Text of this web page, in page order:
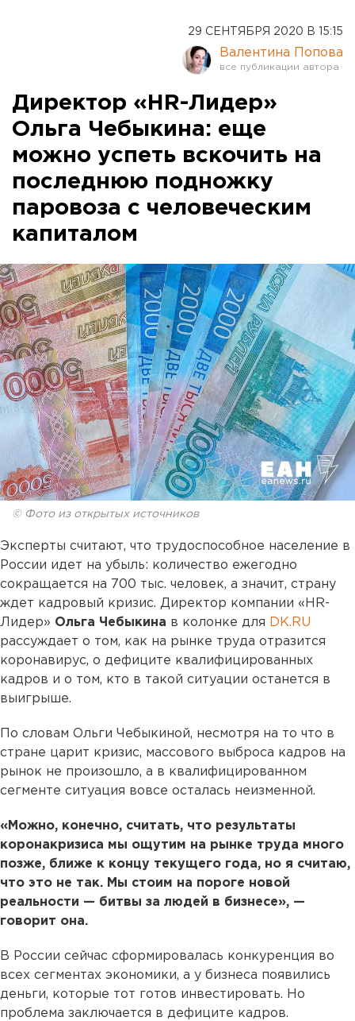
29 СЕНТЯБРЯ 2020 В 15:15
Валентина Попова
Директор «HR-Лидер»
Ольга Чебыкина: еще
можно успеть вскочить на
последнюю подножку
паровоза с человеческим
капиталом
© Фото из открытых источников
Эксперты считают, что трудоспособное население в
России идет на убыль: количество ежегодно
сокращается на 700 тыс. человек, а значит, страну
ждет кадровый кризис. Директор компании «HR-
Лидер» Ольга Чебыкина в колонке для DK.RU
рассуждает о том, как на рынке труда отразится
коронавирус, о дефиците квалифицированных
кадров и о том, кто в такой ситуации останется в
выигрыше.
По словам Ольги Чебыкиной, несмотря на то что в
стране царит кризис, массового выброса кадров на
рынок не произошло, а в квалифицированном
сегменте ситуация вовсе осталась неизменной.
«Можно, конечно, считать, что результаты
коронакризиса мы ощутим на рынке труда много
позже, ближе к концу текущего года, но я считаю,
что это не так. Мы стоим на пороге новой
реальности — битвы за людей в бизнесе», —
говорит она.
В России сейчас сформировалась конкуренция во
всех сегментах экономики, а у бизнеса появились
деньги, которые тот готов инвестировать. Но
проблема заключается в дефиците кадров.